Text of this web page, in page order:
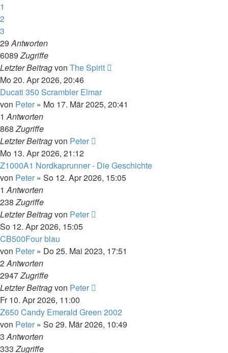
1
2
3
29Antworten
6089Zugriffe
Letzter Beitragvon The Spirit
Mo 20. Apr 2026, 20:46
Ducati 350 Scrambler Elmar
von Peter » Mo 17. Mär 2025, 20:41
1Antworten
868Zugriffe
Letzter Beitragvon Peter
Mo 13. Apr 2026, 21:12
Z1000A1 Nordkaprunner - Die Geschichte
von Peter » So 12. Apr 2026, 15:05
1Antworten
238Zugriffe
Letzter Beitragvon Peter
So 12. Apr 2026, 15:05
CB500Four blau
von Peter » Do 25. Mai 2023, 17:51
2Antworten
2947Zugriffe
Letzter Beitragvon Peter
Fr 10. Apr 2026, 11:00
Z650 Candy Emerald Green 2002
von Peter » So 29. Mär 2026, 10:49
3Antworten
333Zugriffe